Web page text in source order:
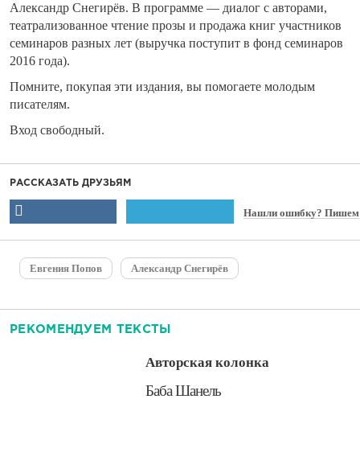
Александр Снегирёв. В программе — диалог с авторами,
театрализованное чтение прозы и продажа книг участников
семинаров разных лет (выручка поступит в фонд семинаров
2016 года).
Помните, покупая эти издания, вы помогаете молодым
писателям.
Вход свободный.
РАССКАЗАТЬ ДРУЗЬЯМ
Нашли ошибку? Пишем
Евгения Попов Александр Снегирёв
РЕКОМЕНДУЕМ ТЕКСТЫ
Авторская колонка
​Баба Шанель